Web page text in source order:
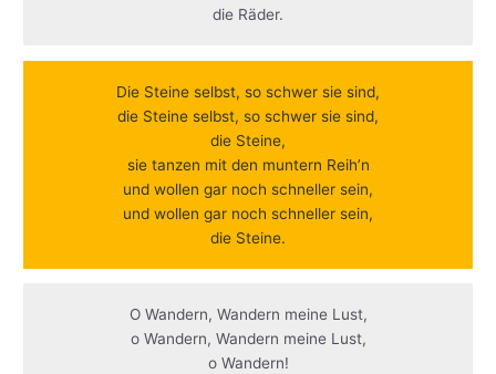
die Räder.
Die Steine selbst, so schwer sie sind,
die Steine selbst, so schwer sie sind,
die Steine,
sie tanzen mit den muntern Reih’n
und wollen gar noch schneller sein,
und wollen gar noch schneller sein,
die Steine.
O Wandern, Wandern meine Lust,
o Wandern, Wandern meine Lust,
o Wandern!